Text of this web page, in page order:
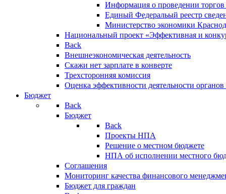
Информация о проведении
Единый Федеральый реестр
Министерство экономики
Национальный проект «Эффективная и
Back
Внешнеэкономическая деятельность
Скажи нет зарплате в конверте
Трехсторонняя комиссия
Оценка эффективности деятельности
Бюджет
Back
Бюджет
Back
Проекты НПА
Решение о местном бюджете
НПА об исполнении местного
Соглашения
Мониторинг качества финансового
Бюджет для граждан